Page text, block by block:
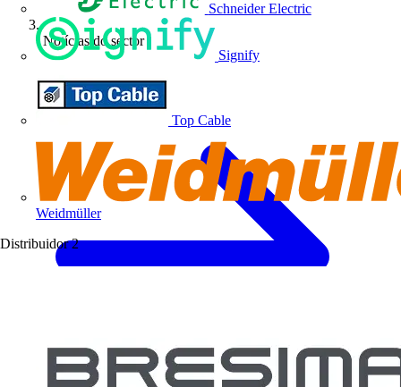
Schneider Electric
Signify
Top Cable
Weidmüller
Distribuidor 2
Notícias do sector